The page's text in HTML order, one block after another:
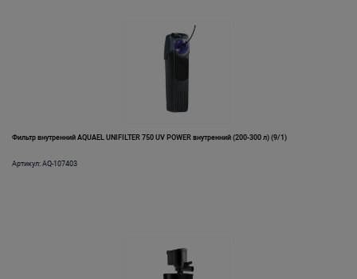
Фильтр внутренний AQUAEL UNIFILTER 750 UV POWER внутренний (200-300 л) (9/1)
Артикул: AQ-107403